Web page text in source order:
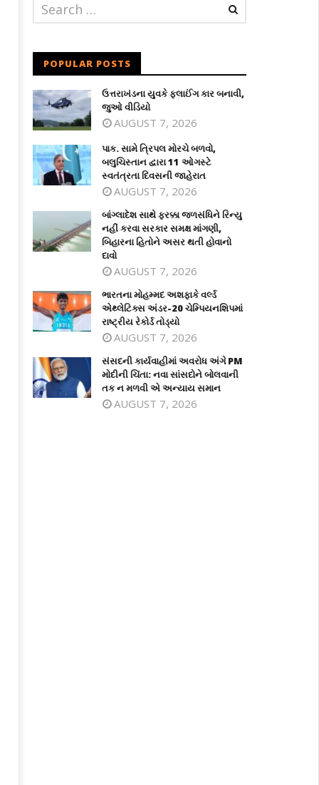
POPULAR POSTS
ઉત્તરાખંડના યુવકે ફ્લાઈંગ કાર બનાવી,
જુઓ વીડિયો
AUGUST 7, 2026
પાક. સામે ત્રિપલ મોરચે બળવો,
બલુચિસ્તાન દ્વારા 11 ઓગસ્ટે
સ્વતંત્રતા દિવસની જાહેરાત
AUGUST 7, 2026
બાંગ્લાદેશ સાથે ફરક્કા જળસંધિને રિન્યુ
નહીં કરવા સરકાર સમક્ષ માંગણી,
બિહારના હિતોને અસર થતી હોવાનો
દાવો
AUGUST 7, 2026
ભારતના મોહમ્મદ અશફાકે વર્લ્ડ
એથ્લેટિક્સ અંડર-20 ચેમ્પિયનશિપમાં
રાષ્ટ્રીય રેકોર્ડ તોડ્યો
AUGUST 7, 2026
સંસદની કાર્યવાહીમાં અવરોધ અંગે PM
મોદીની ચિંતા: નવા સાંસદોને બોલવાની
તક ન મળવી એ અન્યાય સમાન
AUGUST 7, 2026